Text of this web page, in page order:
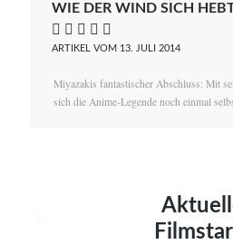
WIE DER WIND SICH
    
ARTIKEL VOM 13. JULI 2014
Miyazakis fantastischer Abschluss: Mit
sich die Anime-Legende noch einmal